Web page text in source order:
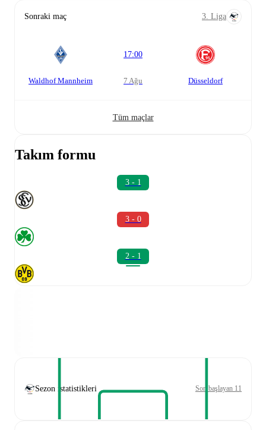
Sonraki maç 3. Liga
Waldhof Mannheim
17:00
7 Ağu Düsseldorf
Tüm maçlar
Takım formu
3 - 1
3 - 0
2 - 1
Sezon istatistikleri Son başlayan 11